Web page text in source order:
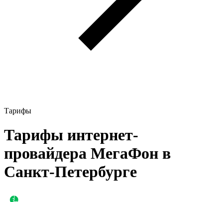
Тарифы
Тарифы интернет-
провайдера МегаФон в
Санкт-Петербурге